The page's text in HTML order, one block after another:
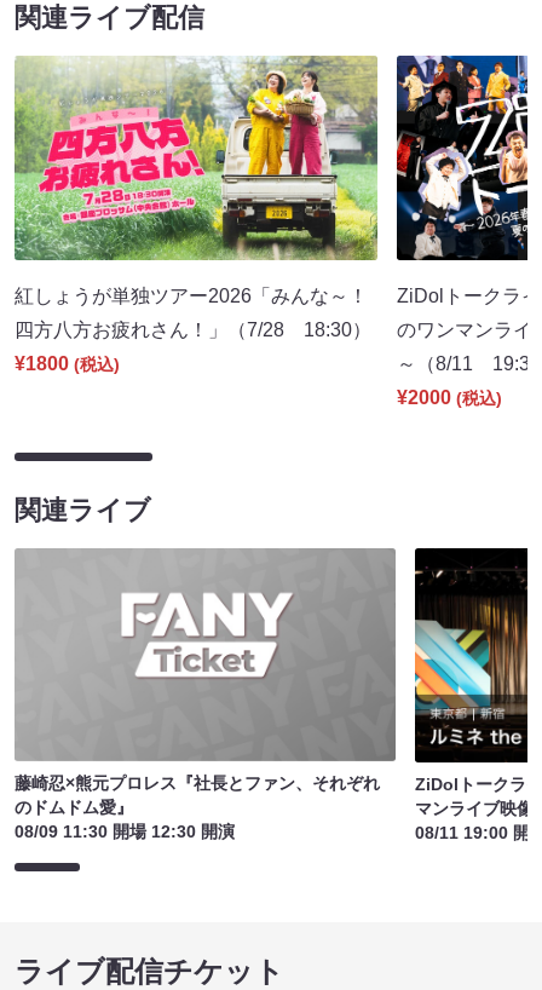
関連ライブ配信
紅しょうが単独ツアー2026「みんな～！
四方八方お疲れさん！」（7/28 18:30）
¥1800 (税込)
ZiDolトークラ
のワンマンライ
～（8/11
¥2000 (税込)
関連ライブ
藤崎忍×熊元プロレス『社長とファン、それぞれ
のドムドム愛』
08/09 11:30 開場 12:30 開演
ZiDolトークラ
マンライブ映像
08/11 19:00 開
ライブ配信チケット